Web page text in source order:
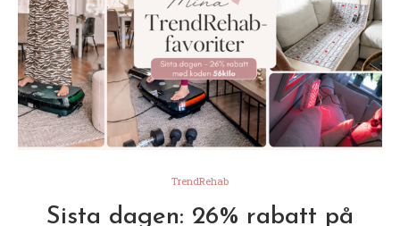
TrendRehab
Sista dagen: 26% rabatt på